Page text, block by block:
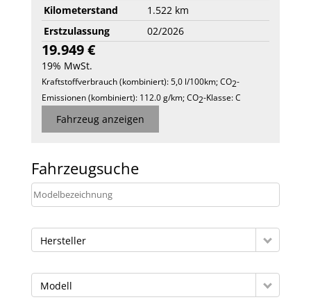
Kilometerstand
1.522 km
Erstzulassung
02/2026
19.949 €
19% MwSt.
Kraftstoffverbrauch (kombiniert): 5,0 l/100km;CO2-
Emissionen (kombiniert): 112.0 g/km;CO2-Klasse:C
Fahrzeug anzeigen
Fahrzeugsuche
Hersteller
Modell